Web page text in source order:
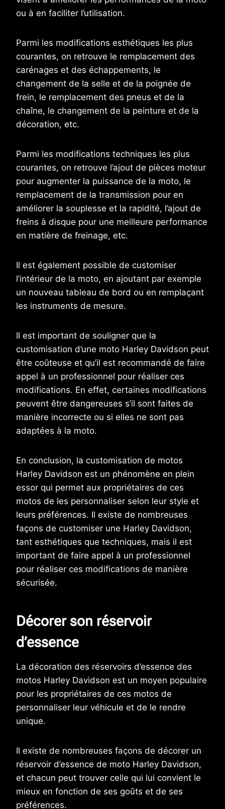
ou à en faciliter l’utilisation.
Parmi les modifications esthétiques les plus
courantes, on retrouve le remplacement des
carénages et des échappements, le
changement de la selle et de la poignée de
frein, le remplacement des pneus et de la
chaîne, le changement de la peinture et de la
décoration, etc.
Parmi les modifications techniques les plus
courantes, on retrouve l’ajout de pièces moteur
pour augmenter la puissance de la moto, le
remplacement de la transmission pour en
améliorer la souplesse et la rapidité, l’ajout de
freins à disque pour une meilleure performance
en matière de freinage, etc.
Il est également possible de customiser
l’intérieur de la moto, en ajoutant par exemple
un nouveau tableau de bord ou en remplaçant
les instruments de mesure.
Il est important de souligner que la
customisation d’une moto Harley Davidson peut
être coûteuse et qu’il est recommandé de faire
appel à un professionnel pour réaliser ces
modifications. En effet, certaines modifications
peuvent être dangereuses s’il sont faites de
manière incorrecte ou si elles ne sont pas
adaptées à la moto.
En conclusion, la customisation de motos
Harley Davidson est un phénomène en plein
essor qui permet aux propriétaires de ces
motos de les personnaliser selon leur style et
leurs préférences. Il existe de nombreuses
façons de customiser une Harley Davidson,
tant esthétiques que techniques, mais il est
important de faire appel à un professionnel
pour réaliser ces modifications de manière
sécurisée.
Décorer son réservoir
d’essence
La décoration des réservoirs d’essence des
motos Harley Davidson est un moyen populaire
pour les propriétaires de ces motos de
personnaliser leur véhicule et de le rendre
unique.
Il existe de nombreuses façons de décorer un
réservoir d’essence de moto Harley Davidson,
et chacun peut trouver celle qui lui convient le
mieux en fonction de ses goûts et de ses
préférences.